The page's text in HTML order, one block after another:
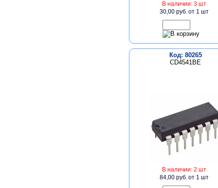
В наличии: 3 шт
30,00 руб.от 1 шт
Код: 80265
CD4541BE
В наличии: 2 шт
84,00 руб.от 1 шт